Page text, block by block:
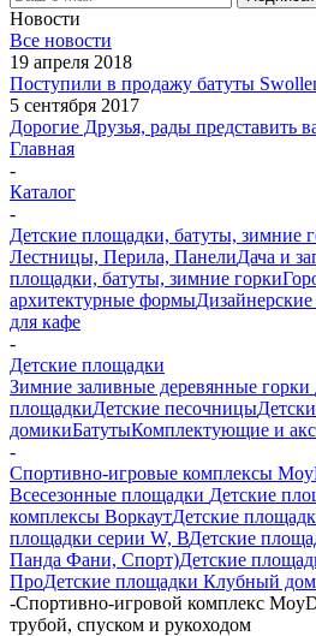
Новости
Все новости
19 апреля 2018
Поступили в продажу батуты
5 сентября 2017
Дорогие Друзья, рады представить
Главная
-
Каталог
-
Детские площадки, батуты, зимние
Лестницы, Перила, ПанелиДача и
площадки, батуты, зимние горки
архитектурные формы
для кафе
-
Детские площадки
Зимние заливные деревянные горки
площадкиДетские песочницы
домикиБатутыКомплектующие и
-
Спортивно-игровые комплексы
Всесезонные площадки Детские
комплексы ВоркаутДетские
площадки серии W, ВДетские
Панда Фани, Спорт)Детские
ПроДетские площадки Клубный
-Спортивно-игровой комплекс
трубой, спуском и рукоходом